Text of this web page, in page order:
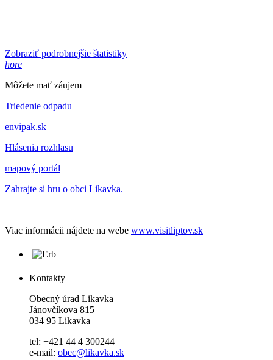
Zobraziť podrobnejšie štatistiky
hore
Môžete mať záujem
Triedenie odpadu
envipak.sk
Hlásenia rozhlasu
mapový portál
Zahrajte si hru o obci Likavka.
Viac informácii nájdete na webe www.visitliptov.sk
Kontakty
Obecný úrad Likavka
Jánovčíkova 815
034 95 Likavka
tel: +421 44 4 300244
e-mail: obec@likavka.sk